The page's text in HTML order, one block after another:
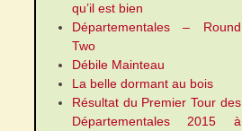
qu’il est bien
Départementales – Round
Two
Débile Mainteau
La belle dormant au bois
Résultat du Premier Tour des
Départementales 2015 à